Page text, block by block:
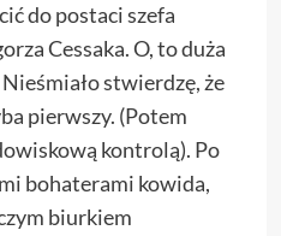
do postaci szefa
Cessaka. O, to duża
stwierdzę, że
pierwszy. (Potem
kontrolą). Po
bohaterami kowida,
biurkiem